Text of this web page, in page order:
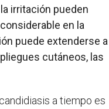
irritación pueden
en la
puede extenderse a
cutáneos, las
a tiempo es